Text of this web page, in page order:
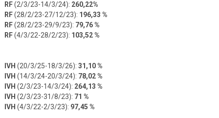
RF(2/3/23-14/3/24): 260,22%
RF(28/2/23-27/12/23): 196,33 %
RF(28/2/23-29/9/23): 79,76 %
RF(4/3/22-28/2/23): 103,52 %
IVH (20/3/25-18/3/26): 31,10 %
IVH (14/3/24-20/3/24): 78,02 %
IVH (2/3/23-14/3/24): 264,13 %
IVH (2/3/23-31/8/23): 71 %
IVH (4/3/22-2/3/23): 97,45 %